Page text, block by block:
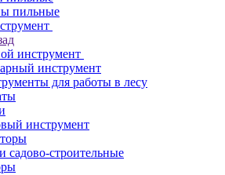
пильные
инструмент
инструмент
для работы в лесу
инструмент
садово-строительные